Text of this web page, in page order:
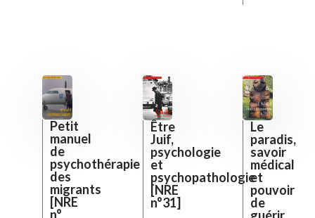
Petit
manuel
de
psychothérapie
des
migrants
[NRE
n°
Être
Juif,
psychologie
et
psychopathologie
[NRE
n°31]
Le
paradis,
savoir
médical
et
pouvoir
de
guérir